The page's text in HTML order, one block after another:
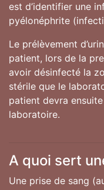
est d’identifier une
pyélonéphrite
Le prélèvement
patient, lors de la
avoir désinfecté la
stérile que le
patient devra
laboratoire.
A quoi sert
Une prise de sang